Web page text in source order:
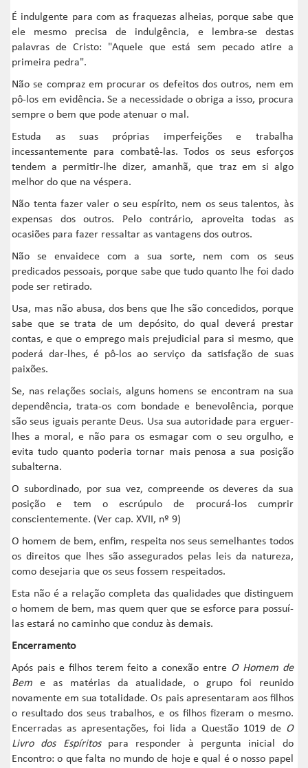
É indulgente para com as fraquezas alheias, porque sabe que
ele mesmo precisa de indulgência, e lembra-se destas
palavras de Cristo: "Aquele que está sem pecado atire a
primeira pedra".
Não se compraz em procurar os defeitos dos outros, nem em
pô-los em evidência. Se a necessidade o obriga a isso, procura
sempre o bem que pode atenuar o mal.
Estuda as suas próprias imperfeições e trabalha
incessantemente para combatê-las. Todos os seus esforços
tendem a permitir-lhe dizer, amanhã, que traz em si algo
melhor do que na véspera.
Não tenta fazer valer o seu espírito, nem os seus talentos, às
expensas dos outros. Pelo contrário, aproveita todas as
ocasiões para fazer ressaltar as vantagens dos outros.
Não se envaidece com a sua sorte, nem com os seus
predicados pessoais, porque sabe que tudo quanto lhe foi dado
pode ser retirado.
Usa, mas não abusa, dos bens que lhe são concedidos, porque
sabe que se trata de um depósito, do qual deverá prestar
contas, e que o emprego mais prejudicial para si mesmo, que
poderá dar-lhes, é pô-los ao serviço da satisfação de suas
paixões.
Se, nas relações sociais, alguns homens se encontram na sua
dependência, trata-os com bondade e benevolência, porque
são seus iguais perante Deus. Usa sua autoridade para erguer-
lhes a moral, e não para os esmagar com o seu orgulho, e
evita tudo quanto poderia tornar mais penosa a sua posição
subalterna.
O subordinado, por sua vez, compreende os deveres da sua
posição e tem o escrúpulo de procurá-los cumprir
conscientemente. (Ver cap. XVII, nº 9)
O homem de bem, enfim, respeita nos seus semelhantes todos
os direitos que lhes são assegurados pelas leis da natureza,
como desejaria que os seus fossem respeitados.
Esta não é a relação completa das qualidades que distinguem
o homem de bem, mas quem quer que se esforce para possuí-
las estará no caminho que conduz às demais.
Encerramento
Após pais e filhos terem feito a conexão entre O Homem de
Bem e as matérias da atualidade, o grupo foi reunido
novamente em sua totalidade. Os pais apresentaram aos filhos
o resultado dos seus trabalhos, e os filhos fizeram o mesmo.
Encerradas as apresentações, foi lida a Questão 1019 de O
Livro dos Espíritospara responder à pergunta inicial do
Encontro: o que falta no mundo de hoje e qual é o nosso papel